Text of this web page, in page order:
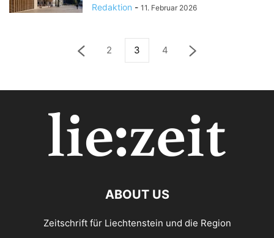
Redaktion - 11. Februar 2026
2 3 4
ABOUT US
Zeitschrift für Liechtenstein und die Region